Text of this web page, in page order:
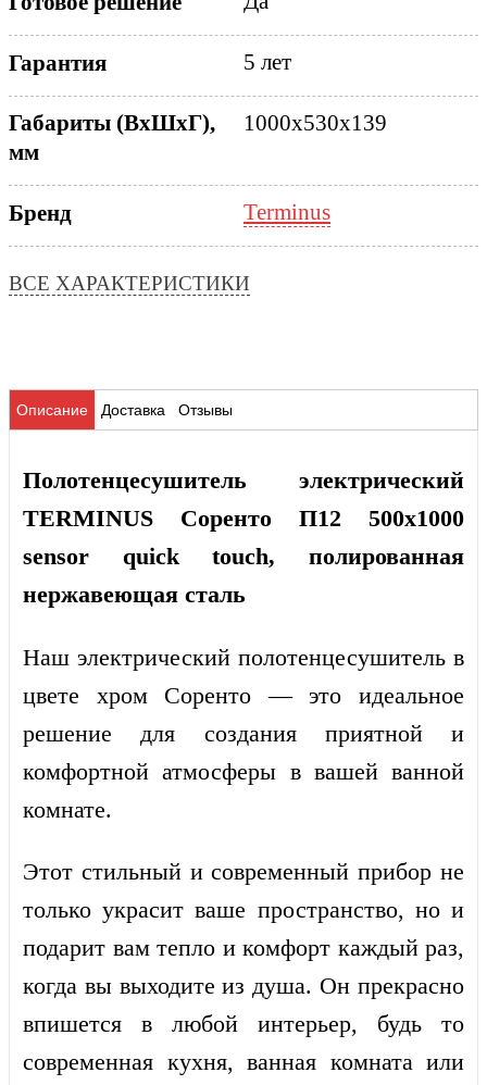
Гарантия 5 лет
Габариты (ВхШхГ),
мм
1000x530x139
Бренд Terminus
ВСЕ ХАРАКТЕРИСТИКИ
Описание Доставка Отзывы
Полотенцесушитель электрический
TERMINUS Соренто П12 500х1000
sensor quick touch, полированная
нержавеющая сталь
Наш электрический полотенцесушитель в
цвете хром Соренто — это идеальное
решение для создания приятной и
комфортной атмосферы в вашей ванной
комнате.
Этот стильный и современный прибор не
только украсит ваше пространство, но и
подарит вам тепло и комфорт каждый раз,
когда вы выходите из душа. Он прекрасно
впишется в любой интерьер, будь то
современная кухня, ванная комната или